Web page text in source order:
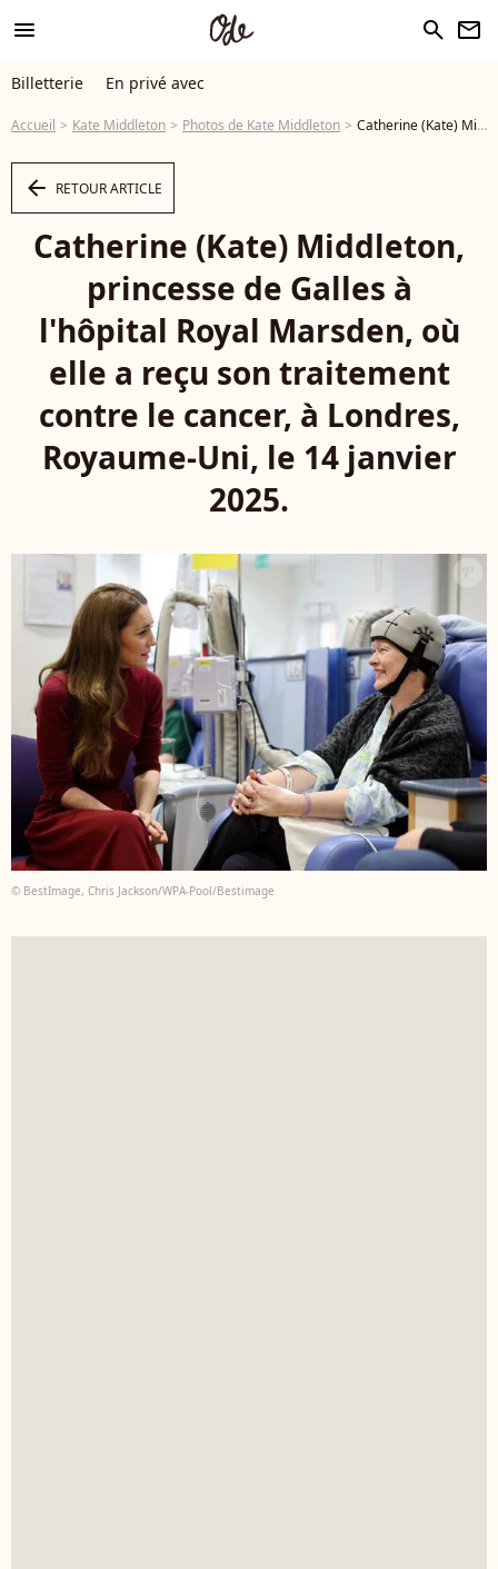
menu search newsletter
Billetterie En privé avec
Accueil Kate Middleton Photos de Kate Middleton Catherine (Kate) Middleton, princesse de Galles à l'hôpital Royal Marsden, où elle a reçu son traitement contre le cancer, à Londres, Royaume-Uni, le 14 janvier 2025. © Chris Jackson/WPA-Pool/Bestimage - Photo
arrow_left RETOUR ARTICLE
Catherine (Kate) Middleton,
princesse de Galles à
l'hôpital Royal Marsden, où
elle a reçu son traitement
contre le cancer, à Londres,
Royaume-Uni, le 14 janvier
2025.
© BestImage, Chris Jackson/WPA-Pool/Bestimage